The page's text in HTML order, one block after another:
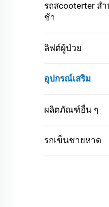
รถสcooterter ส
ช้า
ลิฟต์ผู้ป่วย
อุปกรณ์เสริม
ผลิตภัณฑ์อื่น ๆ
รถเข็นชายหาด